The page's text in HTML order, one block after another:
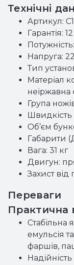
Технічні
Артикул:
Гарантія:
Напруга:
Тип
Матеріал
неіржавна
Група
Швидкість
Об’єм
Габарити
Вага: 31 кг
Двигун:
Захист
Переваги
Практична
Стабільна
емульсія
фаршів,